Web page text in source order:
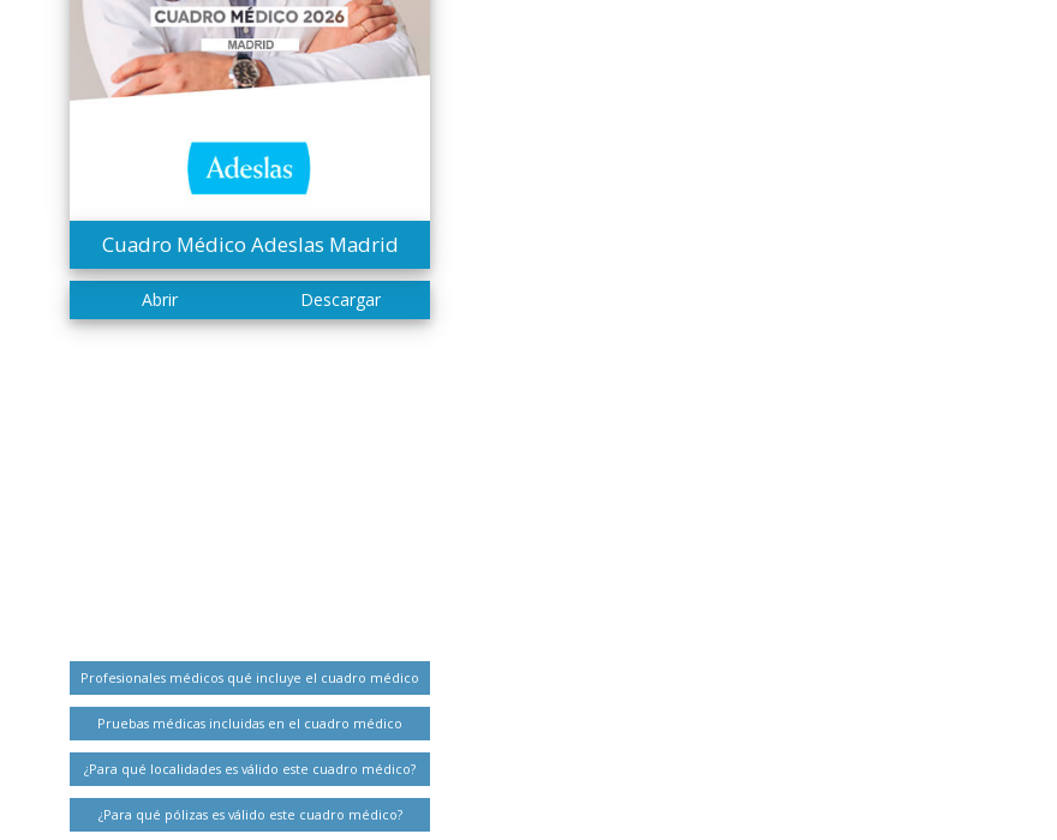
Cuadro Médico Adeslas Madrid
Profesionales médicos qué incluye el cuadro médico
Pruebas médicas incluidas en el cuadro médico
¿Para qué localidades es válido este cuadro médico?
¿Para qué pólizas es válido este cuadro médico?